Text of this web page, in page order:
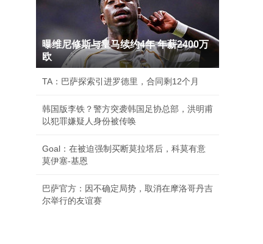
曝维尼修斯与皇马续约4年 年薪2400万
欧
TA：巴萨探索引进罗德里，合同剩12个月
韩国版李铁？警方突袭韩国足协总部，洪明甫
以犯罪嫌疑人身份被传唤
Goal：在被迫强制买断莫拉塔后，科莫有意
莫伊塞-基恩
巴萨官方：因不确定局势，取消在摩洛哥丹吉
尔举行的友谊赛